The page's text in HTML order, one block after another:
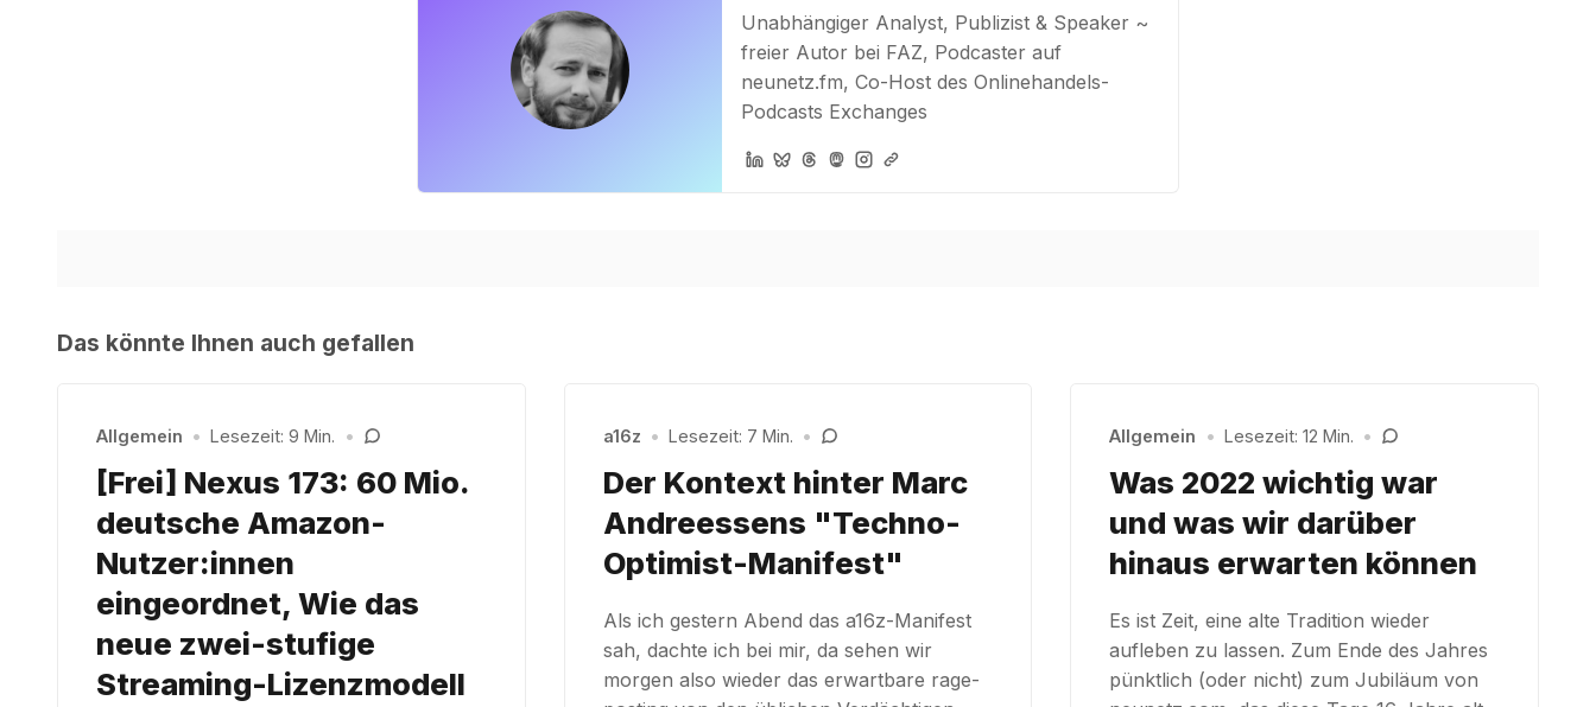
Unabhängiger Analyst, Publizist & Speaker ~
freier Autor bei FAZ, Podcaster auf
neunetz.fm, Co-Host des Onlinehandels-
Podcasts Exchanges
Das könnte Ihnen auch gefallen
Allgemein • Lesezeit: 9 Min. •
[Frei] Nexus 173: 60 Mio.
deutsche Amazon-
Nutzer:innen
eingeordnet, Wie das
neue zwei-stufige
Streaming-Lizenzmodell
a16z • Lesezeit: 7 Min. •
Der Kontext hinter Marc
Andreessens "Techno-
Optimist-Manifest"
Als ich gestern Abend das a16z-Manifest
sah, dachte ich bei mir, da sehen wir
morgen also wieder das erwartbare rage-
Allgemein • Lesezeit: 12 Min. •
Was 2022 wichtig war
und was wir darüber
hinaus erwarten können
Es ist Zeit, eine alte Tradition wieder
aufleben zu lassen. Zum Ende des Jahres
pünktlich (oder nicht) zum Jubiläum von